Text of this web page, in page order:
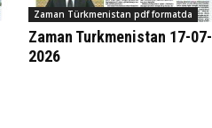
Zaman Türkmenistan pdf formatda
Zaman Turkmenistan 17-07-
2026